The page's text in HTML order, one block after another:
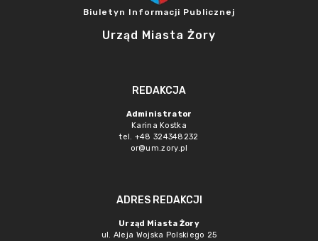
Biuletyn Informacji Publicznej
Urząd Miasta Żory
REDAKCJA
Administrator
Karina Kostka
tel. +48 324348232
or@um.zory.pl
ADRES REDAKCJI
Urząd Miasta Żory
ul. Aleja Wojska Polskiego 25